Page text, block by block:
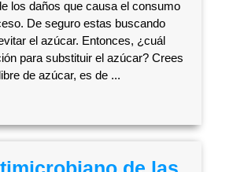
los daños que causa el consumo
De seguro estas buscando
el azúcar. Entonces, ¿cuál
para substituir el azúcar? Crees
de azúcar, es de ...